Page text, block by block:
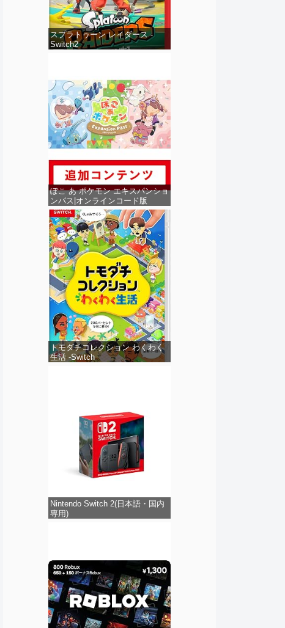
スプラトゥーン レイダース -
Switch2
ぽこ あ ポケモン エキスパンショ
ンパス|オンラインコード版
トモダチコレクション わくわく
生活 -Switch
Nintendo Switch 2(日本語・国内
専用)